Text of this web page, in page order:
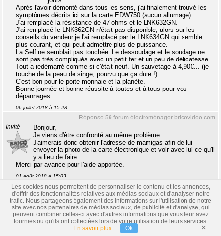
Après l'avoir démonté dans tous les sens, j'ai finalement trouvé les
symptômes décrits ici sur la carte EDW750 (aucun allumage).
J'ai remplacé la résistance de 47 ohms et le LNK632GN.
J'ai remplacé le LNK362GN n'était pas disponible, alors sur les
conseils du vendeur je l'ai remplacé par le LNK634GN qui semble
plus courant, et qui peut admettre plus de puissance.
La Self ne semblait pas touchée. Le dessoudage et le soudage ne
sont pas très compliqués avec un petit fer et un peu de délicatesse.
Tout a redémarré comme si c'était neuf. Un sauvetage à 4,90€... (je
touche de la peau de singe, pourvu que ça dure !).
C'est bon pour le porte-monnaie et la planète.
Bonne journée et bonne réussite à toutes et à tous pour vos
dépannages.
06 juillet 2018 à 15:28
Réponse 59 forum électroménager bricovideo.com
Invité
Bonjour,
Je viens d'être confronté au même problème.
J'aimerais donc obtenir l'adresse de mamigas afin de lui
envoyer la photo de la carte électronique et voir avec lui ce qu'il
y a lieu de faire.
Merci par avance pour l'aide apportée.
01 août 2018 à 15:03
Réponse 60 forum électroménager bricovideo.com
Bricovidéo
Administrateur
Bonjour Invité.
Les coordonnées de mamigas viennent de vous être
envoyées à l'adresse que vous avez fournie pour
l'inscription au forum électroménager : Invité@Invité.fr
L'équipe du forum dépannage électroménager.
Les cookies nous permettent de personnaliser le contenu et les annonces,
d'offrir des fonctionnalités relatives aux médias sociaux et d'analyser notre
trafic. Nous partageons également des informations sur l'utilisation de notre
site avec nos partenaires de médias sociaux, de publicité et d'analyse, qui
peuvent combiner celles-ci avec d'autres informations que vous leur avez
fournies ou qu'ils ont collectées lors de votre utilisation de leurs services.
En savoir plus
Ok ×